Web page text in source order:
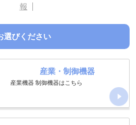
報
選びください
産業・制御機器
産業機器 制御機器はこちら